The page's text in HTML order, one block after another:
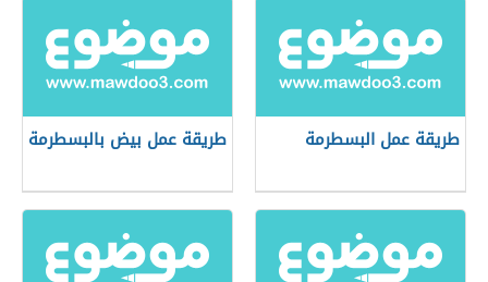
طريقة عمل البسطرمة طريقة عمل بيض بالبسطرمة